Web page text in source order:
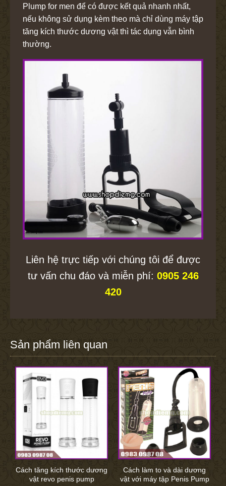
Plump for men để có được kết quả nhanh nhất,
nếu không sử dụng kèm theo mà chỉ dùng máy tập
tăng kích thước dương vật thì tác dụng vẫn bình
thường.
Liên hệ trực tiếp với chúng tôi để được
tư vấn chu đáo và miễn phí: 0905 246
420
Sản phẩm liên quan
Cách tăng kích thước dương
vật revo penis pump
Cách làm to và dài dương
vật với máy tập Penis Pump